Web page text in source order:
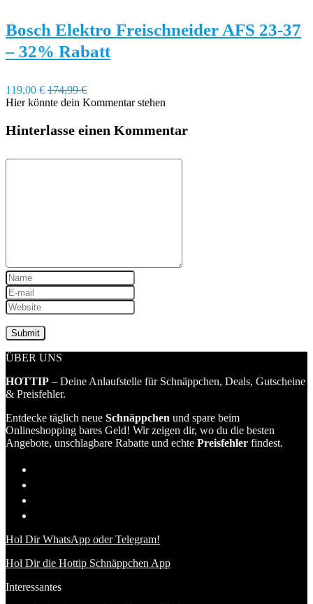
Bosch Elektro Freischneider AFS 23-37
– 32% Rabatt
119,00 € 174,99 €
Hier könnte dein Kommentar stehen
Hinterlasse einen Kommentar
ÜBER UNS
HOTTIP – Deine Anlaufstelle für Schnäppchen, Deals, Gutscheine
& Preisfehler.
Entdecke täglich neue Schnäppchen und spare beim
Onlineshopping bares Geld! Wir zeigen dir, wo du die besten
Angebote, unschlagbare Rabatte und echte Preisfehler findest.
Hol Dir WhatsApp oder Telegram!
Hol Dir die Hottip Schnäppchen App
Interessantes